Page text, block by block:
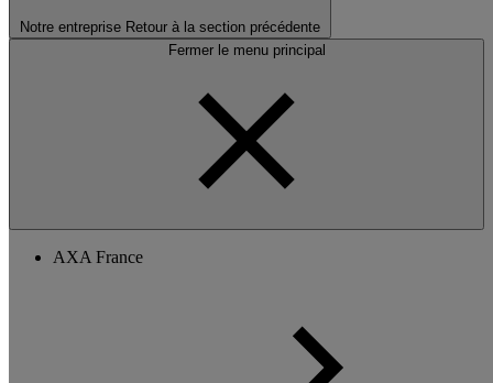
Notre entreprise Retour à la section précédente
Fermer le menu principal
AXA France